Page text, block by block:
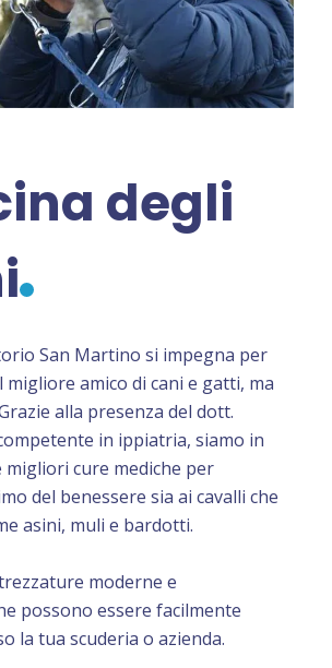
degli
San Martino si impegna per
amico di cani e gatti, ma
alla presenza del dott.
in ippiatria, siamo in
cure mediche per
del benessere sia ai cavalli che
asini, muli e bardotti.
moderne e
possono essere facilmente
la tua scuderia o azienda.